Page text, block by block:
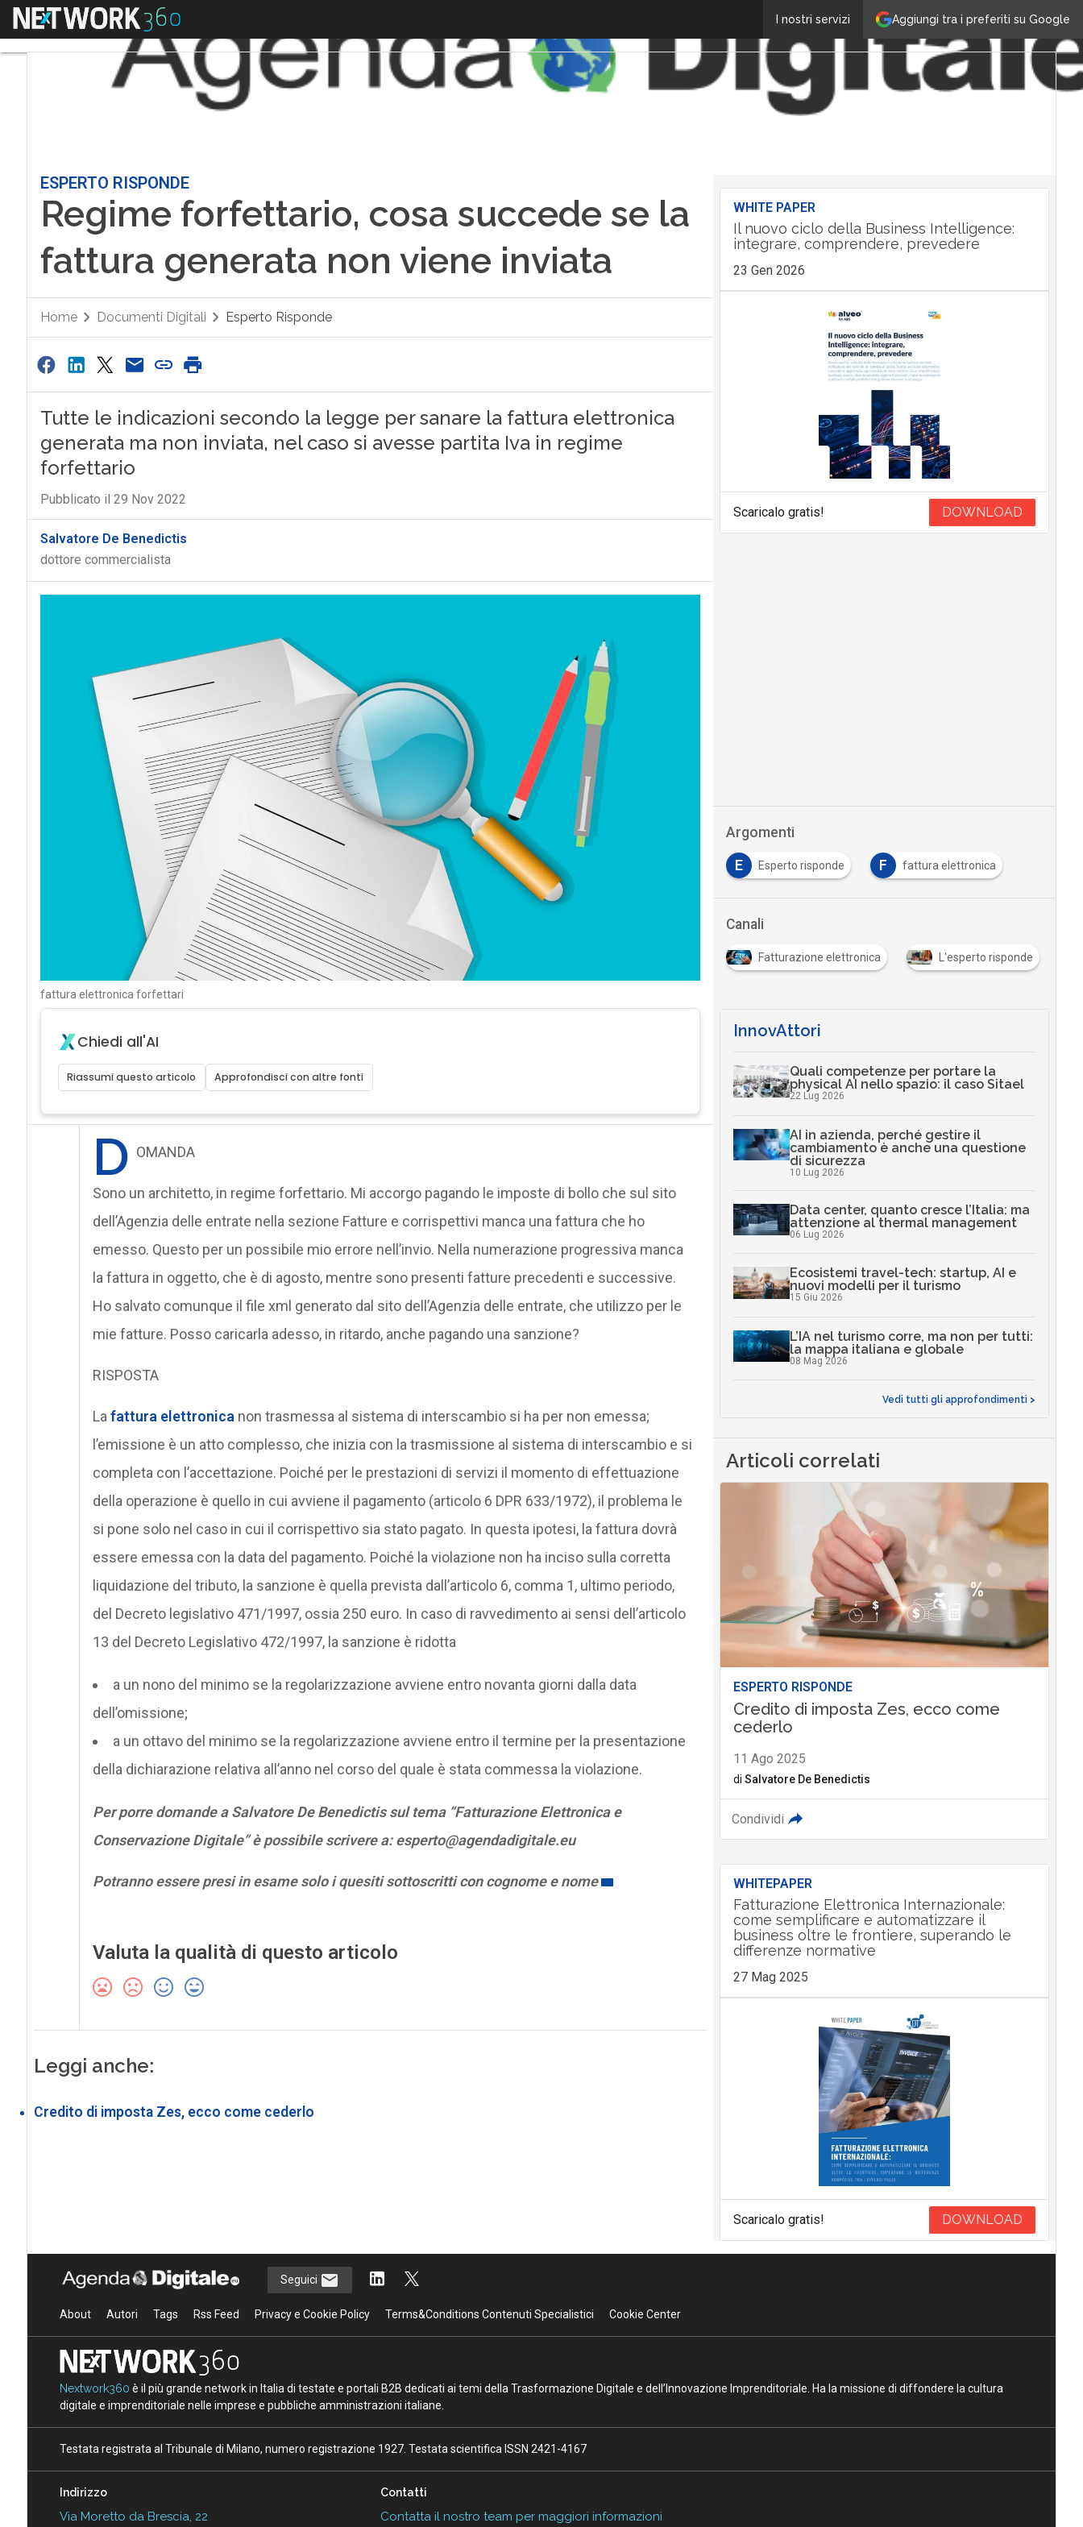
Aggiungi tra i preferiti su Google
I nostri servizi
Menu
ESPERTO RISPONDE
Regime forfettario, cosa succede se la
fattura generata non viene inviata
Home Documenti Digitali Esperto Risponde
Tutte le indicazioni secondo la legge per sanare la fattura elettronica
generata ma non inviata, nel caso si avesse partita Iva in regime
forfettario
Pubblicato il 29 Nov 2022
Salvatore De Benedictis
dottore commercialista
fattura elettronica forfettari
Chiedi all'AI
Riassumi questo articolo Approfondisci con altre fonti
D OMANDA
Sono un architetto, in regime forfettario. Mi accorgo pagando le imposte di bollo che sul sito
dell’Agenzia delle entrate nella sezione Fatture e corrispettivi manca una fattura che ho
emesso. Questo per un possibile mio errore nell’invio. Nella numerazione progressiva manca
la fattura in oggetto, che è di agosto, mentre sono presenti fatture precedenti e successive.
Ho salvato comunque il file xml generato dal sito dell’Agenzia delle entrate, che utilizzo per le
mie fatture. Posso caricarla adesso, in ritardo, anche pagando una sanzione?
RISPOSTA
La fattura elettronica non trasmessa al sistema di interscambio si ha per non emessa;
l’emissione è un atto complesso, che inizia con la trasmissione al sistema di interscambio e si
completa con l’accettazione. Poiché per le prestazioni di servizi il momento di effettuazione
della operazione è quello in cui avviene il pagamento (articolo 6 DPR 633/1972), il problema le
si pone solo nel caso in cui il corrispettivo sia stato pagato. In questa ipotesi, la fattura dovrà
essere emessa con la data del pagamento. Poiché la violazione non ha inciso sulla corretta
liquidazione del tributo, la sanzione è quella prevista dall’articolo 6, comma 1, ultimo periodo,
del Decreto legislativo 471/1997, ossia 250 euro. In caso di ravvedimento ai sensi dell’articolo
13 del Decreto Legislativo 472/1997, la sanzione è ridotta
a un nono del minimo se la regolarizzazione avviene entro novanta giorni dalla data
dell’omissione;
a un ottavo del minimo se la regolarizzazione avviene entro il termine per la presentazione
della dichiarazione relativa all’anno nel corso del quale è stata commessa la violazione.
Per porre domande a Salvatore De Benedictis sul tema “Fatturazione Elettronica e
Conservazione Digitale” è possibile scrivere a: esperto@agendadigitale.eu
Potranno essere presi in esame solo i quesiti sottoscritti con cognome e nome
Valuta la qualità di questo articolo
Leggi anche:
Credito di imposta Zes, ecco come cederlo
WHITE PAPER
Il nuovo ciclo della Business Intelligence:
integrare, comprendere, prevedere
23 Gen 2026
Scaricalo gratis! DOWNLOAD
Argomenti
E Esperto risponde F fattura elettronica
Canali
Fatturazione elettronica L'esperto risponde
InnovAttori
Quali competenze per portare la
physical AI nello spazio: il caso Sitael
22 Lug 2026
AI in azienda, perché gestire il
cambiamento è anche una questione
di sicurezza
10 Lug 2026
Data center, quanto cresce l’Italia: ma
attenzione al thermal management
06 Lug 2026
Ecosistemi travel-tech: startup, AI e
nuovi modelli per il turismo
15 Giu 2026
L’IA nel turismo corre, ma non per tutti:
la mappa italiana e globale
08 Mag 2026
Vedi tutti gli approfondimenti >
Articoli correlati
ESPERTO RISPONDE
Credito di imposta Zes, ecco come
cederlo
11 Ago 2025
di Salvatore De Benedictis
Condividi
WHITEPAPER
Fatturazione Elettronica Internazionale:
come semplificare e automatizzare il
business oltre le frontiere, superando le
differenze normative
27 Mag 2025
Scaricalo gratis! DOWNLOAD
Seguici
About Autori Tags Rss Feed Privacy e Cookie Policy Terms&Conditions Contenuti Specialistici Cookie Center
Nextwork360 è il più grande network in Italia di testate e portali B2B dedicati ai temi della Trasformazione Digitale e dell’Innovazione Imprenditoriale. Ha la missione di diffondere la cultura
digitale e imprenditoriale nelle imprese e pubbliche amministrazioni italiane.
Testata registrata al Tribunale di Milano, numero registrazione 1927. Testata scientifica ISSN 2421-4167
Indirizzo
Via Moretto da Brescia, 22
Contatti
Contatta il nostro team per maggiori informazioni